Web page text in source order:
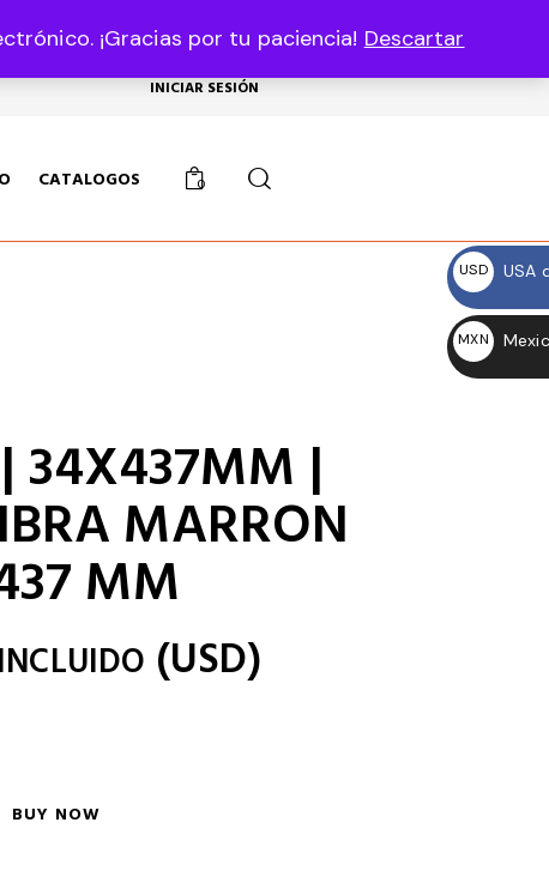
¡Gracias por tu paciencia! Descartar
USD, $
INICIAR SESIÓN
CATALOGOS 0
34X437MM |
MARRON
MM
(USD)
BUY NOW
USD
USA
MXN